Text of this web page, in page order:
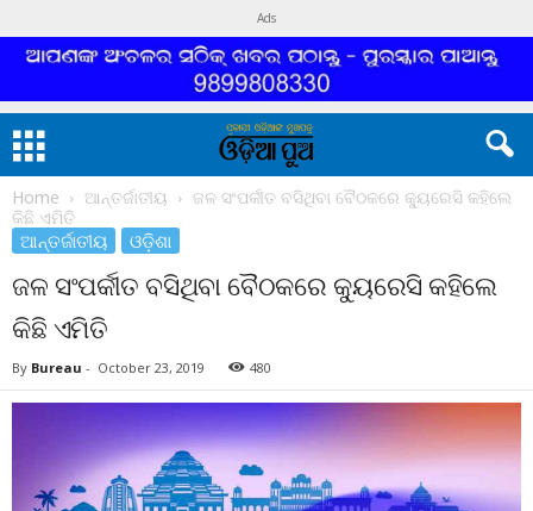
Ads
Home ଆନ୍ତର୍ଜାତୀୟ
ଜଳ ସଂପର୍କୀତ ବସିଥିବା ବୈଠକରେ କ୍ୟୁରେସି କହିଲେ
କିଛି ଏମିତି
ଆନ୍ତର୍ଜାତୀୟ ଓଡ଼ିଶା
ଜଳ ସଂପର୍କୀତ ବସିଥିବା ବୈଠକରେ କ୍ୟୁରେସି କହିଲେ
କିଛି ଏମିତି
By Bureau - October 23, 2019 480